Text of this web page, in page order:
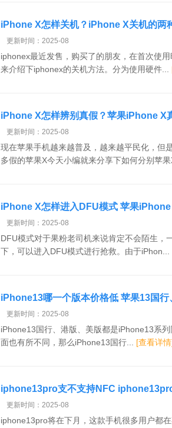
iPhone X怎样关机？iPhone X关机的两
更新时间：2025-08
iphonex最近发售，购买了的朋友，在首次使
来介绍下iphonex的关机方法。分为使用硬件...
iPhone X怎样辨别真假？苹果iPhone X
更新时间：2025-08
现在苹果手机越来越普及，越来越平民化，但
多假的苹果X今天小编就来分享下如何分别苹果
iPhone X怎样进入DFU模式 苹果
更新时间：2025-08
DFU模式对于果粉老司机来说肯定不会陌生，
下，可以进入DFU模式进行抢救。由于iPhon...
iPhone13哪一个版本价格低 苹果13国
更新时间：2025-08
iPhone13国行、港版、美版都是iPhone13系
面也有所不同，那么iPhone13国行... [查看详
iphone13pro支不支持NFC
更新时间：2025-08
iphone13pro将在下月，这款手机很多用户都